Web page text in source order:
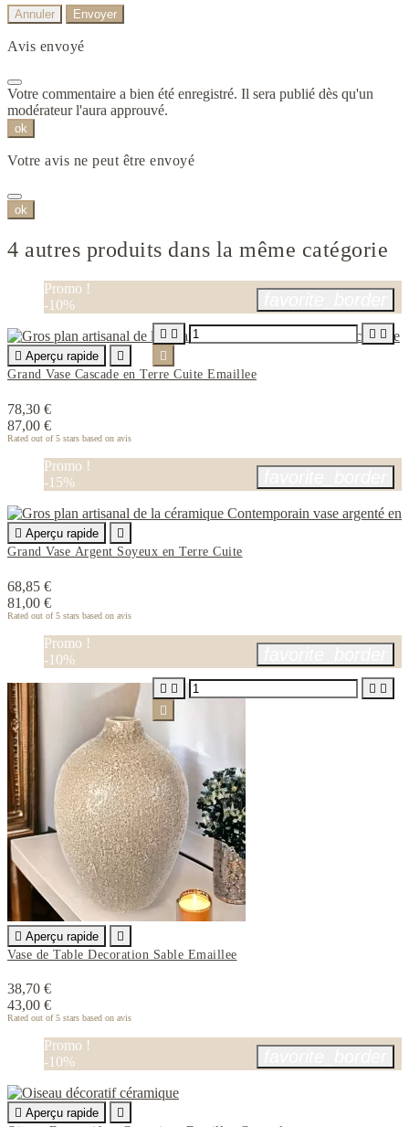
Annuler Envoyer
Avis envoyé
Votre commentaire a bien été enregistré. Il sera publié dès qu'un
modérateur l'aura approuvé.
ok
Votre avis ne peut être envoyé
ok
4 autres produits dans la même catégorie
Promo !
-10%
 Aperçu rapide

Grand Vase Cascade en Terre Cuite Emaillee
78,30 €
87,00 €
Rated out of 5 stars based on avis
   

Promo !
-15%
 Aperçu rapide

Grand Vase Argent Soyeux en Terre Cuite
68,85 €
81,00 €
Rated out of 5 stars based on avis
Promo !
-10%
 Aperçu rapide

Vase de Table Decoration Sable Emaillee
38,70 €
43,00 €
Rated out of 5 stars based on avis
   

Promo !
-10%
 Aperçu rapide
